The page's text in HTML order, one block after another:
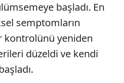
başladı. En
semptomların
kontrolünü yeniden
düzeldi ve kendi